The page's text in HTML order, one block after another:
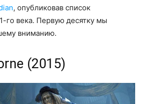
, опубликовав список
го века. Первую десятку мы
вниманию.
(2015)